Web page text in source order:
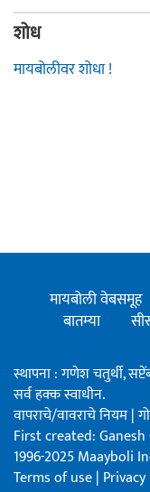
शोध
मायबोलीवर शोधा !
मायबोली वेबसमूह
बातम्या
स्थापना : गणेश चतुर्थी,
सर्व हक्क स्वाधीन.
वापराचे/वावराचे नियम|
First created:
1996-2025 Maayboli
Terms of use|